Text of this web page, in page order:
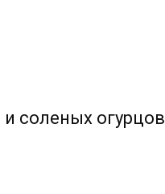
соленых огурцов